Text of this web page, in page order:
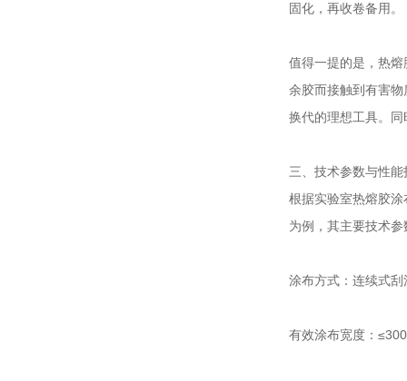
固化，再收卷备用。
值得一提的是，热
余胶而接触到有害
换代的理想工具。
三、技术参数与性能
根据实验室热熔胶
为例，其主要技术参
涂布方式：连续式刮
有效涂布宽度：